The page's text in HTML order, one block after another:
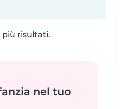
più risultati.
nel tuo